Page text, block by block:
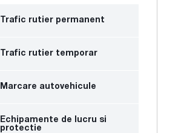
Trafic rutier permanent
Trafic rutier temporar
Marcare autovehicule
Echipamente de lucru si
protectie